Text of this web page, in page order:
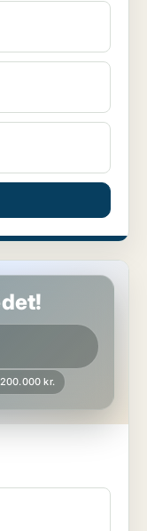
kr.